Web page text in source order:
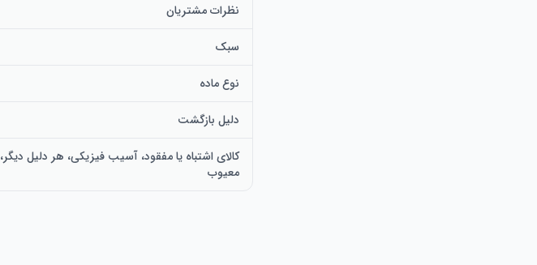
نظرات مشتریان
سبک
نوع ماده
دلیل بازگشت
کالای اشتباه یا مفقود، آسیب فیزیکی، هر دلیل دیگر،
معیوب